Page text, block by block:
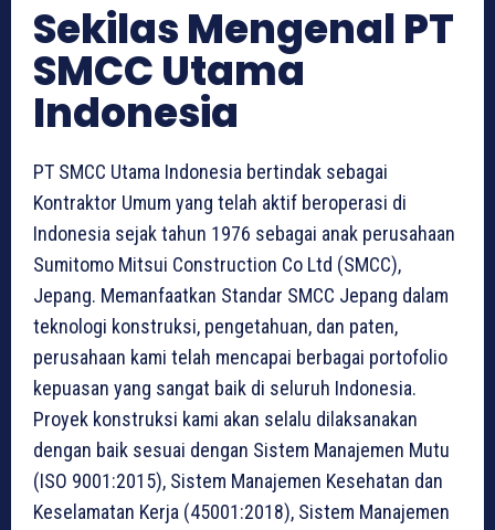
Sekilas Mengenal PT
SMCC Utama
Indonesia
PT SMCC Utama Indonesia bertindak sebagai
Kontraktor Umum yang telah aktif beroperasi di
Indonesia sejak tahun 1976 sebagai anak perusahaan
Sumitomo Mitsui Construction Co Ltd (SMCC),
Jepang. Memanfaatkan Standar SMCC Jepang dalam
teknologi konstruksi, pengetahuan, dan paten,
perusahaan kami telah mencapai berbagai portofolio
kepuasan yang sangat baik di seluruh Indonesia.
Proyek konstruksi kami akan selalu dilaksanakan
dengan baik sesuai dengan Sistem Manajemen Mutu
(ISO 9001:2015), Sistem Manajemen Kesehatan dan
Keselamatan Kerja (45001:2018), Sistem Manajemen